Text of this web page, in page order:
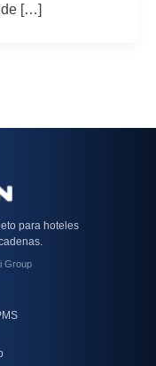
de […]
para hoteles
Group